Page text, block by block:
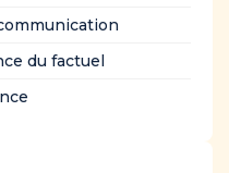
du factuel